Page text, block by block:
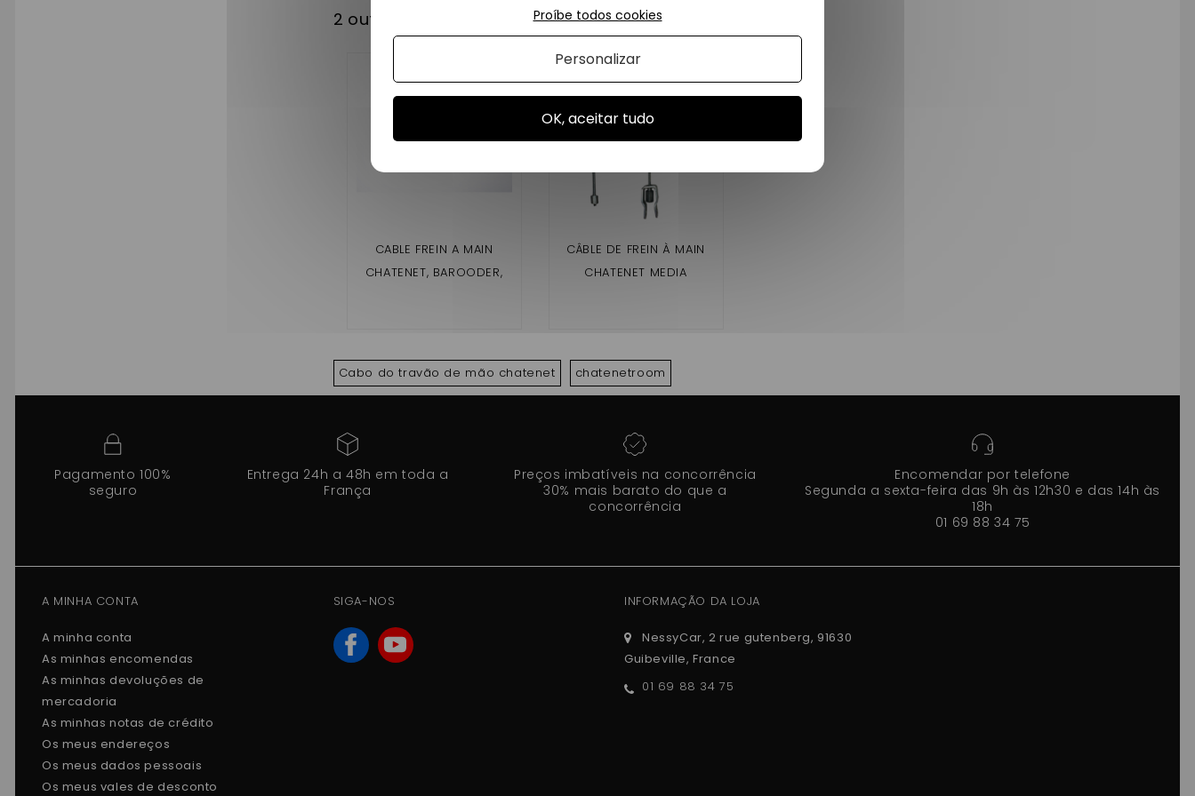
2 outros produtos na mesma categoria:
CABLE FREIN A MAIN
CHATENET, BAROODER,
CÂBLE DE FREIN À MAIN
CHATENET MEDIA
Cabo do travão de mão chatenet chatenetroom
Pagamento 100%
seguro
Entrega 24h a 48h em toda a
França
Preços imbatíveis na concorrência
30% mais barato do que a
concorrência
Encomendar por telefone
Segunda a sexta-feira das 9h às 12h30 e das 14h às
18h
01 69 88 34 75
A MINHA CONTA
A minha conta
As minhas encomendas
As minhas devoluções de
mercadoria
As minhas notas de crédito
Os meus endereços
Os meus dados pessoais
Os meus vales de desconto
SIGA-NOS INFORMAÇÃO DA LOJA
NessyCar, 2 rue gutenberg, 91630
Guibeville, France
01 69 88 34 75
OK, aceitar tudo
Proíbe todos cookies
Personalizar